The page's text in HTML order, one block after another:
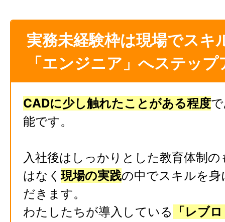
実務未経験枠は現場でスキ
「エンジニア」へステッ
CADに少し触れたことがある程度
能です。
入社後はしっかりとした教育体制
はなく現場の実践の中でスキルを
だきます。
わたしたちが導入している
「レブ